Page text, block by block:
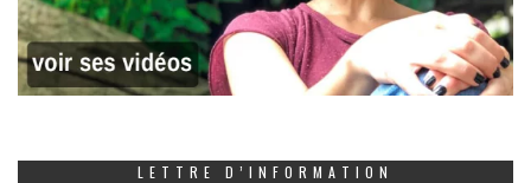
LETTRE D’INFORMATION